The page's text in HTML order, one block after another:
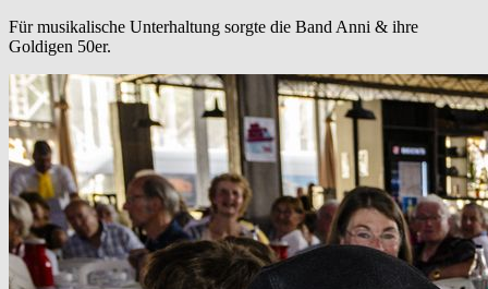
Für musikalische Unterhaltung sorgte die Band Anni & ihre
Goldigen 50er.